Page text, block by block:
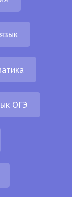
ОГЭ